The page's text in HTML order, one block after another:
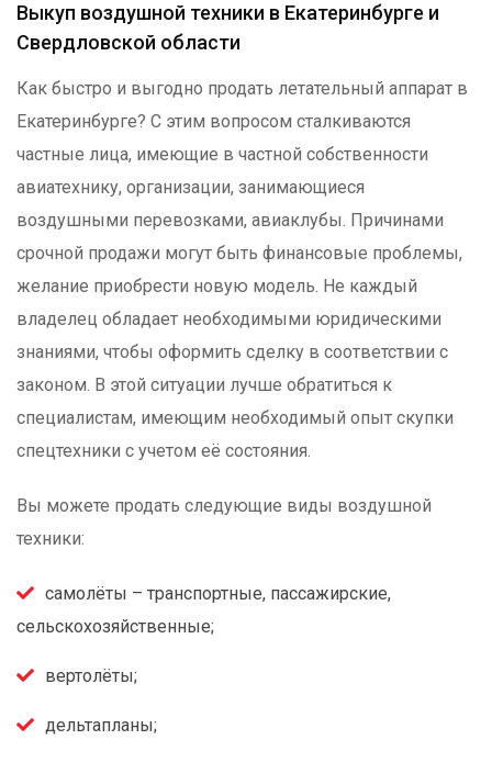
Выкуп воздушной техники в Екатеринбурге и
Свердловской области
Как быстро и выгодно продать летательный аппарат в
Екатеринбурге? С этим вопросом сталкиваются
частные лица, имеющие в частной собственности
авиатехнику, организации, занимающиеся
воздушными перевозками, авиаклубы. Причинами
срочной продажи могут быть финансовые проблемы,
желание приобрести новую модель. Не каждый
владелец обладает необходимыми юридическими
знаниями, чтобы оформить сделку в соответствии с
законом. В этой ситуации лучше обратиться к
специалистам, имеющим необходимый опыт скупки
спецтехники с учетом её состояния.
Вы можете продать следующие виды воздушной
техники:
самолёты – транспортные, пассажирские,
сельскохозяйственные;
вертолёты;
дельтапланы;